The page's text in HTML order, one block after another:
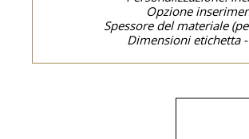
Opzione
Spessore del materiale
Dimensioni etichetta